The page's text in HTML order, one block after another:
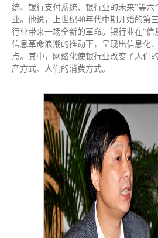
统、银行支付系统、银行业的未来”等
业。他说，上世纪40年代中期开始的第
行业带来一场全新的革命。银行业在“信
信息革命浪潮的推动下，呈现出信息化
点。其中，网络化使银行业改变了人们
产方式、人们的消费方式。